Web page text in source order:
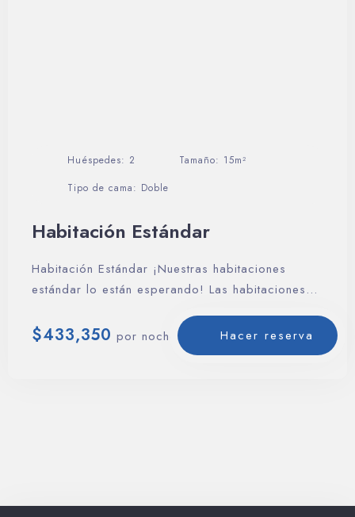
Habitación Estándar
Habitación Estándar ¡Nuestras habitaciones
estándar lo están esperando! Las habitaciones
Huéspedes: 2 Tamaño: 15m²
Tipo de cama: Doble
$433,350 por noche Hacer reserva
Buscar